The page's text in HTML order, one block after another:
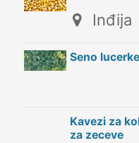
Inđija
Seno
Kavezi za
za zeceve